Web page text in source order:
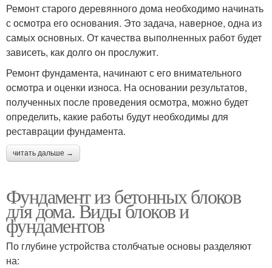
Ремонт старого деревянного дома необходимо начинать
с осмотра его основания. Это задача, наверное, одна из
самых основных. От качества выполненных работ будет
зависеть, как долго он прослужит.
Ремонт фундамента, начинают с его внимательного
осмотра и оценки износа. На основании результатов,
полученных после проведения осмотра, можно будет
определить, какие работы будут необходимы для
реставрации фундамента.
читать дальше →
Фундамент из бетонных блоков
для дома. Виды блоков и
фундаментов
По глубине устройства столбчатые основы разделяют
на: